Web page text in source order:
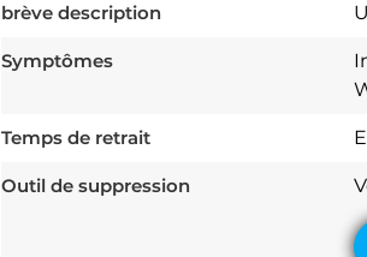
brève description
Symptômes
Temps de retrait
Outil de suppression